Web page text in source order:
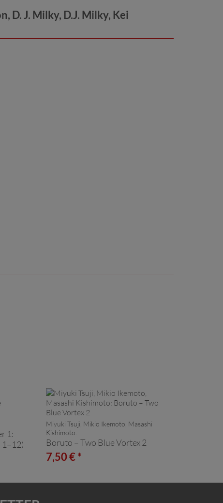
D. J. Milky, D.J. Milky, Kei
1:
1–12)
Miyuki Tsuji, Mikio Ikemoto, Masashi
Kishimoto:
Boruto – Two Blue Vortex 2
7,50 € *